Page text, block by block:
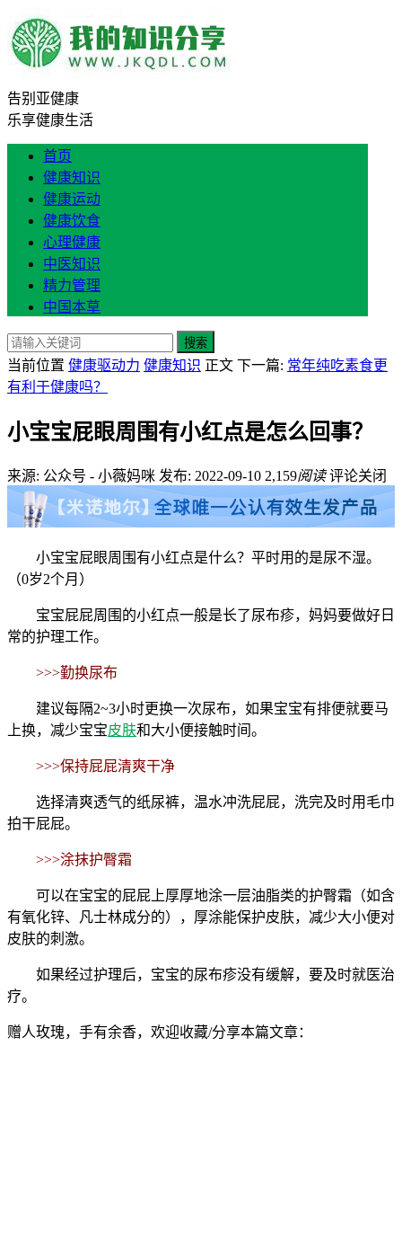
告别亚健康
乐享健康生活
首页
健康知识
健康运动
健康饮食
心理健康
中医知识
精力管理
中国本草
搜索
当前位置 健康驱动力 健康知识 正文 下一篇: 常年纯吃素食更
有利于健康吗？
小宝宝屁眼周围有小红点是怎么回事？
来源: 公众号 - 小薇妈咪 发布: 2022-09-10 2,159阅读 评论关闭
小宝宝屁眼周围有小红点是什么？平时用的是尿不湿。
（0岁2个月）
宝宝屁屁周围的小红点一般是长了尿布疹，妈妈要做好日
常的护理工作。
>>>勤换尿布
建议每隔2~3小时更换一次尿布，如果宝宝有排便就要马
上换，减少宝宝皮肤和大小便接触时间。
>>>保持屁屁清爽干净
选择清爽透气的纸尿裤，温水冲洗屁屁，洗完及时用毛巾
拍干屁屁。
>>>涂抹护臀霜
可以在宝宝的屁屁上厚厚地涂一层油脂类的护臀霜（如含
有氧化锌、凡士林成分的），厚涂能保护皮肤，减少大小便对
皮肤的刺激。
如果经过护理后，宝宝的尿布疹没有缓解，要及时就医治
疗。
赠人玫瑰，手有余香，欢迎收藏/分享本篇文章：